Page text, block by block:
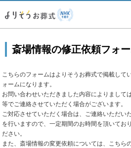
必要最低限
斎場情報の修正依頼フォ
こちらのフォームはよりそうお葬式で掲載して
ォームになります。
お問い合わせいただきました内容によりまして
等でご連絡させていただく場合がございます。
ご対応させていただく場合は、ご連絡いただい
を行いますので、一定期間のお時間を頂いてお
ださい。
また、斎場情報の変更依頼については、こちら